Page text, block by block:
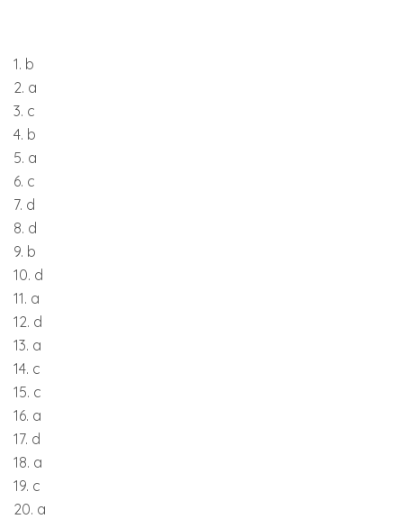
1. b
2. a
3. c
4. b
5. a
6. c
7. d
8. d
9. b
10. d
11. a
12. d
13. a
14. c
15. c
16. a
17. d
18. a
19. c
20. a